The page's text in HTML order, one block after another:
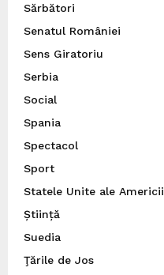
Sărbători
Senatul României
Sens Giratoriu
Serbia
Social
Spania
Spectacol
Sport
Statele Unite ale Americii
Știință
Suedia
Ţările de Jos